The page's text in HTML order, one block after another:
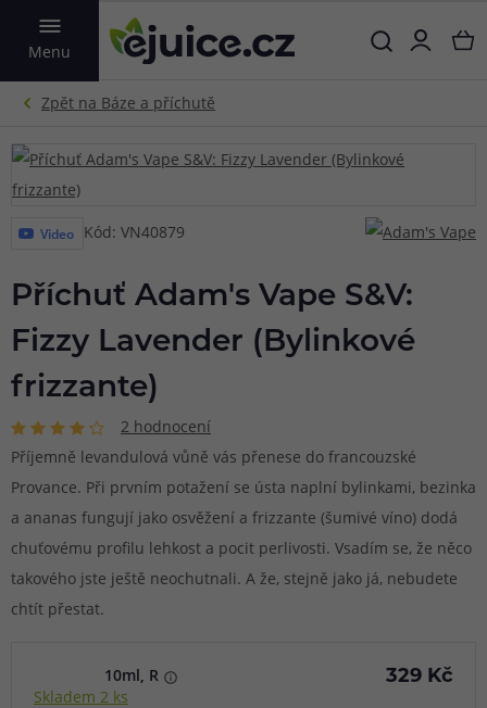
Menu
VYHLEDAT
Video Kód: VN40879
Příchuť Adam's Vape S&V:
Fizzy Lavender (Bylinkové
frizzante)
2 hodnocení
Příjemně levandulová vůně vás přenese do francouzské
Provance. Při prvním potažení se ústa naplní bylinkami, bezinka
a ananas fungují jako osvěžení a frizzante (šumivé víno) dodá
chuťovému profilu lehkost a pocit perlivosti. Vsadím se, že něco
takového jste ještě neochutnali. A že, stejně jako já, nebudete
chtít přestat.
10ml, R
Skladem 2 ks
329 Kč